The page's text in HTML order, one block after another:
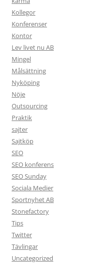
Kollegor
Konferenser
Kontor
Lev livet nu AB
Mingel
Målsättning
Nyköping
Nöje
Outsourcing
Praktik
sajter
Sajtköp
SEO
SEO konferens
SEO Sunday
Sociala Medier
Sportnyhet AB
Stonefactory
Tips
Twitter
Tävlingar
Uncategorized